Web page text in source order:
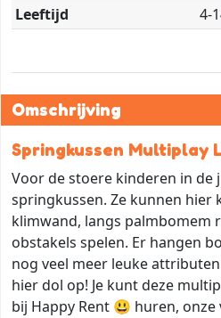
Leeftijd
4-
Omschrijving
Springkussen Multiplay
Voor de stoere kinderen in de
springkussen. Ze kunnen hier
klimwand, langs palmbomem
obstakels spelen. Er hangen
nog veel meer leuke
hier dol op! Je kunt deze
bij Happy Rent 😃 huren, onze